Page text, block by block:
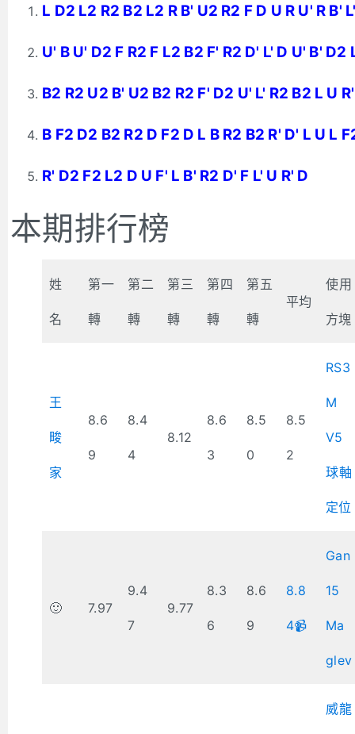
L D2 L2 R2 B2 L2 R B' U2 R2 F D U R U' R B'
U' B U' D2 F R2 F L2 B2 F' R2 D' L' D U' B' D2
B2 R2 U2 B' U2 B2 R2 F' D2 U' L' R2 B2 L U
B F2 D2 B2 R2 D F2 D L B R2 B2 R' D' L U L
R' D2 F2 L2 D U F' L B' R2 D' F L' U R' D
本期排行榜
姓
名
第一
轉
第二
轉
第三
轉
第四
轉
第五
轉
平均
使用
方塊
王
畯
家
8.6
9
8.4
4
8.12
8.6
3
8.5
0
8.5
2
RS3
M
V5
球軸
定位
🙂 7.97
9.4
7
9.77
8.3
6
8.6
9
8.8
4📹
Gan
15
Ma
glev
威龍